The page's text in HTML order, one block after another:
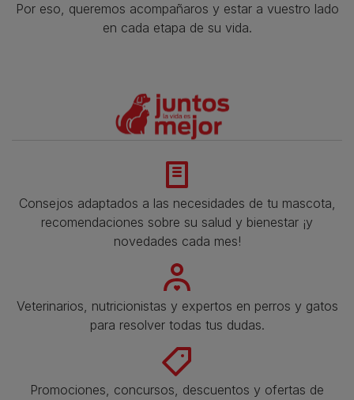
Por eso, queremos acompañaros y estar a vuestro lado
en cada etapa de su vida.​
Consejos adaptados a las necesidades de tu mascota,
recomendaciones sobre su salud y bienestar ¡y
novedades cada mes!
Veterinarios, nutricionistas y expertos en perros y gatos
para resolver todas tus dudas.​
Promociones, concursos, descuentos y ofertas de